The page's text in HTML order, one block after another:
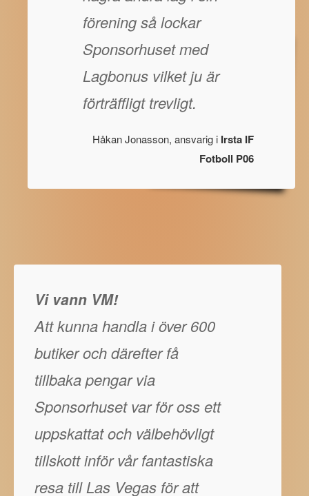
förening så lockar
Sponsorhuset med
Lagbonus vilket ju är
förträffligt trevligt.
Håkan Jonasson, ansvarig i Irsta IF
Fotboll P06
Vi vann VM!
Att kunna handla i över 600
butiker och därefter få
tillbaka pengar via
Sponsorhuset var för oss ett
uppskattat och välbehövligt
tillskott inför vår fantastiska
resa till Las Vegas för att